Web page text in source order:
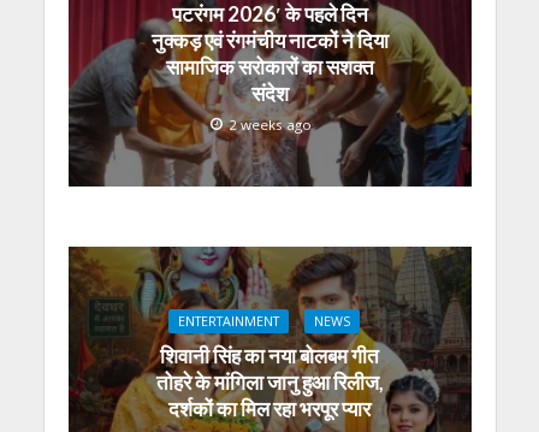
पटरंगम 2026′ के पहले दिन
नुक्कड़ एवं रंगमंचीय नाटकों ने दिया
सामाजिक सरोकारों का सशक्त
संदेश
2 weeks ago
ENTERTAINMENT NEWS
शिवानी सिंह का नया बोलबम गीत
तोहरे के मांगिला जानु हुआ रिलीज,
दर्शकों का मिल रहा भरपूर प्यार